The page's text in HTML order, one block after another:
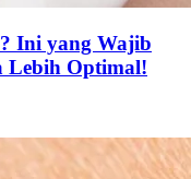
Ini yang Wajib
Lebih Optimal!